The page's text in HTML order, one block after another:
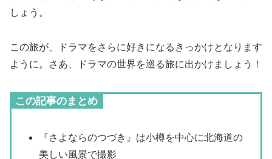
しょう。
この旅が、ドラマをさらに好きになるきっかけとなります
ように。さあ、ドラマの世界を巡る旅に出かけましょう！
この記事のまとめ
『さよならのつづき』は小樽を中心に北海道の
美しい風景で撮影